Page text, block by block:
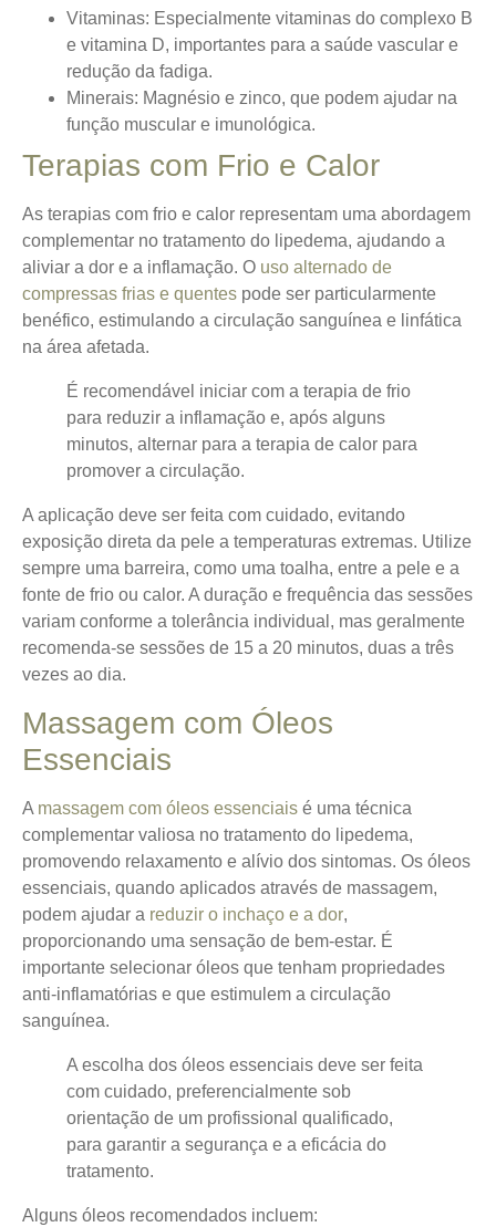
Vitaminas: Especialmente vitaminas do complexo B
e vitamina D, importantes para a saúde vascular e
redução da fadiga.
Minerais: Magnésio e zinco, que podem ajudar na
função muscular e imunológica.
Terapias com Frio e Calor
As terapias com frio e calor representam uma abordagem
complementar no tratamento do lipedema, ajudando a
aliviar a dor e a inflamação. O uso alternado de
compressas frias e quentes pode ser particularmente
benéfico, estimulando a circulação sanguínea e linfática
na área afetada.
É recomendável iniciar com a terapia de frio
para reduzir a inflamação e, após alguns
minutos, alternar para a terapia de calor para
promover a circulação.
A aplicação deve ser feita com cuidado, evitando
exposição direta da pele a temperaturas extremas. Utilize
sempre uma barreira, como uma toalha, entre a pele e a
fonte de frio ou calor. A duração e frequência das sessões
variam conforme a tolerância individual, mas geralmente
recomenda-se sessões de 15 a 20 minutos, duas a três
vezes ao dia.
Massagem com Óleos
Essenciais
A massagem com óleos essenciais é uma técnica
complementar valiosa no tratamento do lipedema,
promovendo relaxamento e alívio dos sintomas. Os óleos
essenciais, quando aplicados através de massagem,
podem ajudar a reduzir o inchaço e a dor,
proporcionando uma sensação de bem-estar. É
importante selecionar óleos que tenham propriedades
anti-inflamatórias e que estimulem a circulação
sanguínea.
A escolha dos óleos essenciais deve ser feita
com cuidado, preferencialmente sob
orientação de um profissional qualificado,
para garantir a segurança e a eficácia do
tratamento.
Alguns óleos recomendados incluem: